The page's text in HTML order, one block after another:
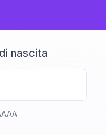
nascita